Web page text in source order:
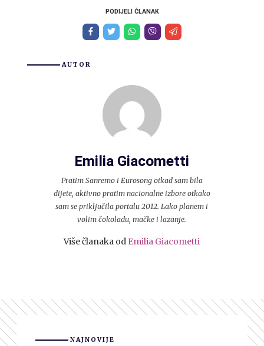
PODIJELI ČLANAK
AUTOR
Emilia Giacometti
Pratim Sanremo i Eurosong otkad sam bila
dijete, aktivno pratim nacionalne izbore otkako
sam se priključila portalu 2012. Lako planem i
volim čokoladu, mačke i lazanje.
Više članaka od Emilia Giacometti
NAJNOVIJE